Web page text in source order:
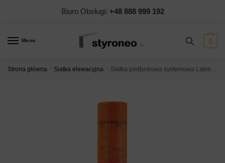
Biuro Obsługi: +48 888 999 192
Menu 0
Strona główna Siatka elewacyjna Siatka podtynkowa systemowa Lakma Term 145G/M2